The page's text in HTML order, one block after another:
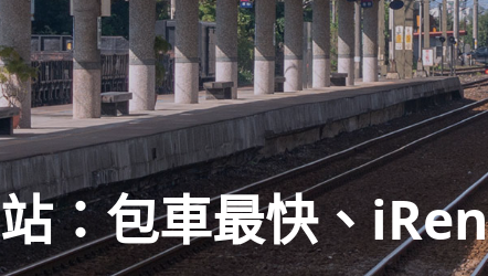
：包車最快、